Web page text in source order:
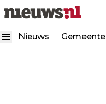
Nieuws Gemeente